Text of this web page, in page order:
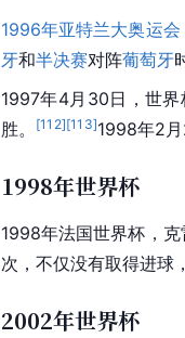
1996年亚特兰大奥运会
牙和半决赛对阵葡萄牙
1997年4月30日，世
胜。
[112][113]1998年2
1998年世界杯
1998年法国世界杯 ，
次，不仅没有取得进球
2002年世界杯